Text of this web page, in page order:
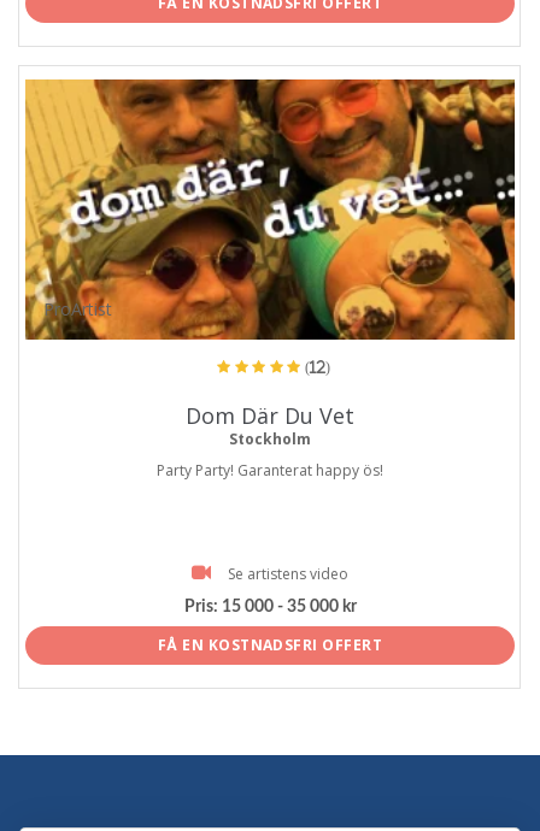
ProArtist
(12)
Dom Där Du Vet
Stockholm
Party Party! Garanterat happy ös!
Se artistens video
Pris: 15 000 - 35 000 kr
FÅ EN KOSTNADSFRI OFFERT